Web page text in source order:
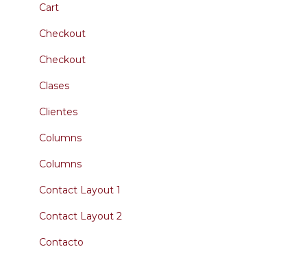
Cart
Checkout
Checkout
Clases
Clientes
Columns
Columns
Contact Layout 1
Contact Layout 2
Contacto